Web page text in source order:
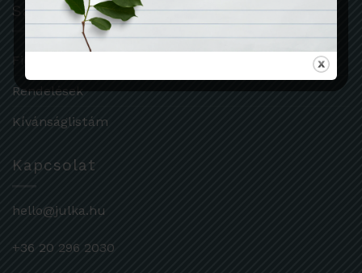
Saját fiók
Rendelések
Kívánságlistám
Kapcsolat
hello@julka.hu
+36 20 296 2030